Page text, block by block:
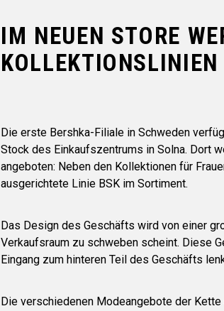
IM NEUEN STORE
Die erste Bershka-Filiale in Schweden
Stock des Einkaufszentrums in Solna. Dort
angeboten: Neben den Kollektionen für
ausgerichtete Linie BSK im Sortiment.
Das Design des Geschäfts wird von einer
Verkaufsraum zu schweben scheint. Diese
Eingang zum hinteren Teil des Geschäfts
Die verschiedenen Modeangebote der